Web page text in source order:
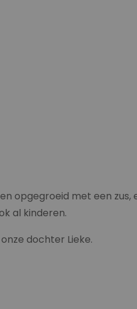
opgegroeid met een zus,
al kinderen.
dochter Lieke.